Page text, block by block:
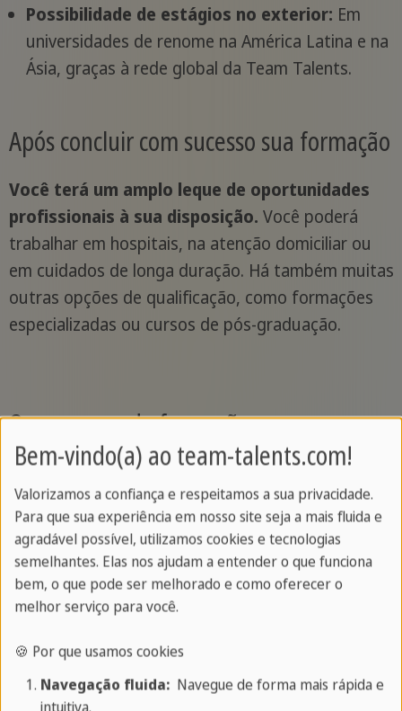
Possibilidade de estágios no exterior: Em
universidades de renome na América Latina e na
Ásia, graças à rede global da Team Talents.
Após concluir com sucesso sua formação
Você terá um amplo leque de oportunidades
profissionais à sua disposição. Você poderá
trabalhar em hospitais, na atenção domiciliar ou
em cuidados de longa duração. Há também muitas
outras opções de qualificação, como formações
especializadas ou cursos de pós-graduação.
O programa de formação em
enfermagem generalista
Foi introduzido na Alemanha em 2020 para
modernizar as profissões de enfermagem e
oferecer mais flexibilidade e melhores
oportunidades profissionais.Os avanços
médicos aumentaram as exigências ao pessoal
de enfermagem
, tornando indispensável um
enfermagem.O programa de formação oferece
Bem-vindo(a) ao team-talents.com!
Valorizamos a confiança e respeitamos a sua privacidade.
Para que sua experiência em nosso site seja a mais fluida e
agradável possível, utilizamos cookies e tecnologias
semelhantes. Elas nos ajudam a entender o que funciona
bem, o que pode ser melhorado e como oferecer o
melhor serviço para você.
🍪 Por que usamos cookies
Navegação fluida:Navegue de forma mais rápida e
intuitiva.